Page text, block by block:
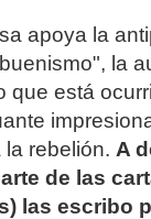
apoya la
la
que está
rebelión. A
de las
las escribo